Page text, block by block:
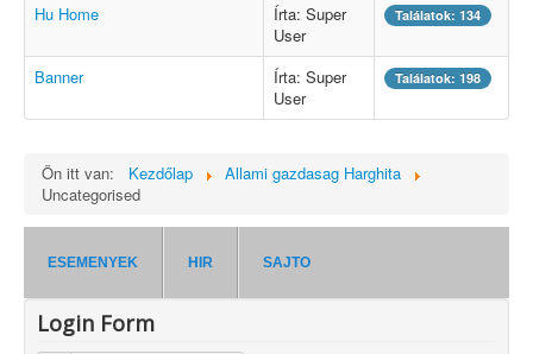
Hu Home
Írta: Super
User
Találatok: 134
Banner
Írta: Super
User
Találatok: 198
Ön itt van: Kezdőlap
Allami gazdasag Harghita
Uncategorised
ESEMENYEK HIR SAJTO
Login Form